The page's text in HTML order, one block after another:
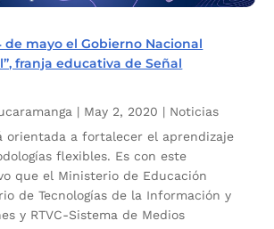
de mayo el Gobierno Nacional
franja educativa de Señal
| May 2, 2020 | Noticias
orientada a fortalecer el aprendizaje
flexibles. Es con este
que el Ministerio de Educación
de Tecnologías de la Información y
y RTVC-Sistema de Medios